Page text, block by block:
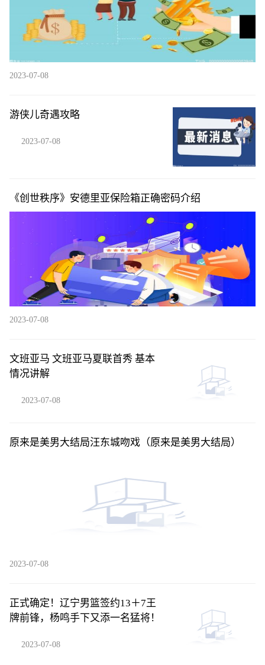
2023-07-08
游侠儿奇遇攻略
2023-07-08
《创世秩序》安德里亚保险箱正确密码介绍
2023-07-08
文班亚马 文班亚马夏联首秀 基本
情况讲解
2023-07-08
原来是美男大结局汪东城吻戏（原来是美男大结局）
2023-07-08
正式确定！辽宁男篮签约13＋7王
牌前锋，杨鸣手下又添一名猛将！
2023-07-08